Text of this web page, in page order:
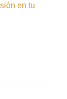
en tu